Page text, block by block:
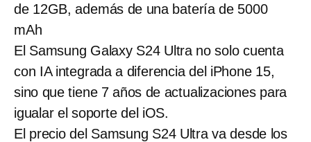
de 12GB, además de una batería de 5000
mAh
El Samsung Galaxy S24 Ultra no solo cuenta
con IA integrada a diferencia del iPhone 15,
sino que tiene 7 años de actualizaciones para
igualar el soporte del iOS.
El precio del Samsung S24 Ultra va desde los